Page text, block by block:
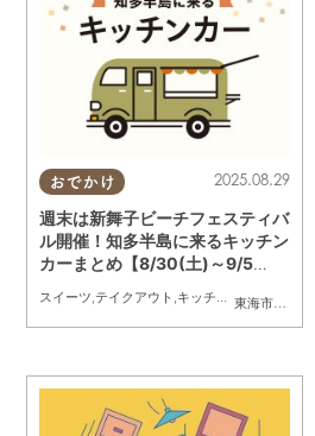
ビューティー,雑貨,まとめ記事
おでかけ
東海市
,大府市
2025.08.29
週末は新舞子ビーチフェスティバ
ル開催！知多半島に来るキッチン
カーまとめ【8/30(土)～9/5
スイーツ,テイクアウト ,キッチンカー ,イベント